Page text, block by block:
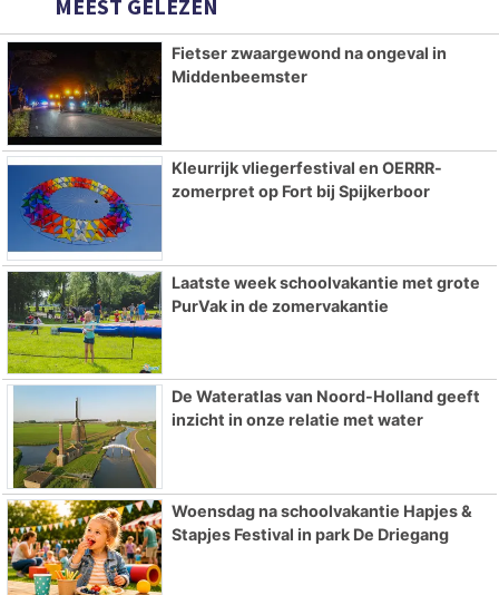
MEEST GELEZEN
Fietser zwaargewond na ongeval in
Middenbeemster
Kleurrijk vliegerfestival en OERRR-
zomerpret op Fort bij Spijkerboor
Laatste week schoolvakantie met grote
PurVak in de zomervakantie
De Wateratlas van Noord-Holland geeft
inzicht in onze relatie met water
Woensdag na schoolvakantie Hapjes &
Stapjes Festival in park De Driegang